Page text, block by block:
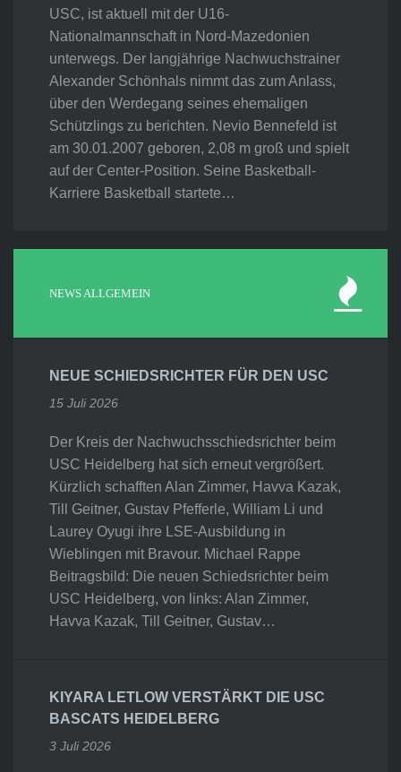
USC, ist aktuell mit der U16-
Nationalmannschaft in Nord-Mazedonien
unterwegs. Der langjährige Nachwuchstrainer
Alexander Schönhals nimmt das zum Anlass,
über den Werdegang seines ehemaligen
Schützlings zu berichten. Nevio Bennefeld ist
am 30.01.2007 geboren, 2,08 m groß und spielt
auf der Center-Position. Seine Basketball-
Karriere Basketball startete…
NEWS ALLGEMEIN
NEUE SCHIEDSRICHTER FÜR DEN USC
15 Juli 2026
Der Kreis der Nachwuchsschiedsrichter beim
USC Heidelberg hat sich erneut vergrößert.
Kürzlich schafften Alan Zimmer, Havva Kazak,
Till Geitner, Gustav Pfefferle, William Li und
Laurey Oyugi ihre LSE-Ausbildung in
Wieblingen mit Bravour. Michael Rappe
Beitragsbild: Die neuen Schiedsrichter beim
USC Heidelberg, von links: Alan Zimmer,
Havva Kazak, Till Geitner, Gustav…
KIYARA LETLOW VERSTÄRKT DIE USC
BASCATS HEIDELBERG
3 Juli 2026